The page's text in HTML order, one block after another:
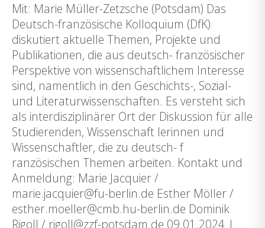
Mit: Marie Müller-Zetzsche (Potsdam) Das
Deutsch-französische Kolloquium (DfK)
diskutiert aktuelle Themen, Projekte und
Publikationen, die aus deutsch- französischer
Perspektive von wissenschaftlichem Interesse
sind, namentlich in den Geschichts-, Sozial-
und Literaturwissenschaften. Es versteht sich
als interdisziplinärer Ort der Diskussion für alle
Studierenden, Wissenschaft lerinnen und
Wissenschaftler, die zu deutsch- f
ranzösischen Themen arbeiten. Kontakt und
Anmeldung: Marie Jacquier /
marie.jacquier@fu-berlin.de Esther Möller /
esther.moeller@cmb.hu-berlin.de Dominik
Rigoll / rigoll@zzf-potsdam.de 09.01.2024 |